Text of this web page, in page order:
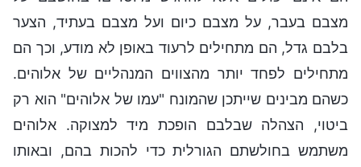
מצבם בעבר, על מצבם כיום ועל מצבם בעתיד, הצער
בלבם גדל, הם מתחילים לרעוד באופן לא מודע, וכך הם
מתחילים לפחד יותר מהצווים המנהליים של אלוהים.
כשהם מבינים שייתכן שהמונח "עמו של אלוהים" הוא רק
ביטוי, הצהלה שבלבם הופכת מיד למצוקה. אלוהים
משתמש בחולשתם הגורלית כדי להכות בהם, ובאותו